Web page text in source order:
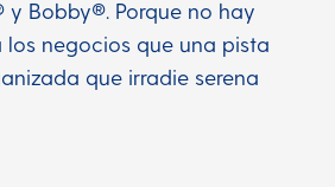
Bobby®. Porque no hay
negocios que una pista
que irradie serena